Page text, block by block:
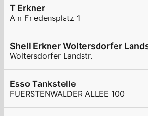
T Erkner
Am Friedensplatz 1
Shell Erkner Woltersdorfer
Woltersdorfer Landstr.
Esso Tankstelle
FUERSTENWALDER ALLEE 100